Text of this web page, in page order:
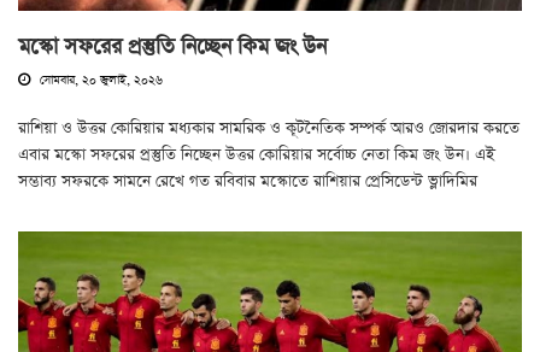
মস্কো সফরের প্রস্তুতি নিচ্ছেন কিম জং উন
সোমবার, ২০ জুলাই, ২০২৬
রাশিয়া ও উত্তর কোরিয়ার মধ্যকার সামরিক ও কূটনৈতিক সম্পর্ক আরও জোরদার করতে
এবার মস্কো সফরের প্রস্তুতি নিচ্ছেন উত্তর কোরিয়ার সর্বোচ্চ নেতা কিম জং উন। এই
সম্ভাব্য সফরকে সামনে রেখে গত রবিবার মস্কোতে রাশিয়ার প্রেসিডেন্ট ভ্লাদিমির